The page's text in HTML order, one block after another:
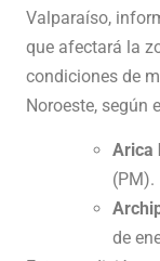
Valparaíso,
que afectará la
condiciones de
Noroeste, según
Arica
(PM).
de